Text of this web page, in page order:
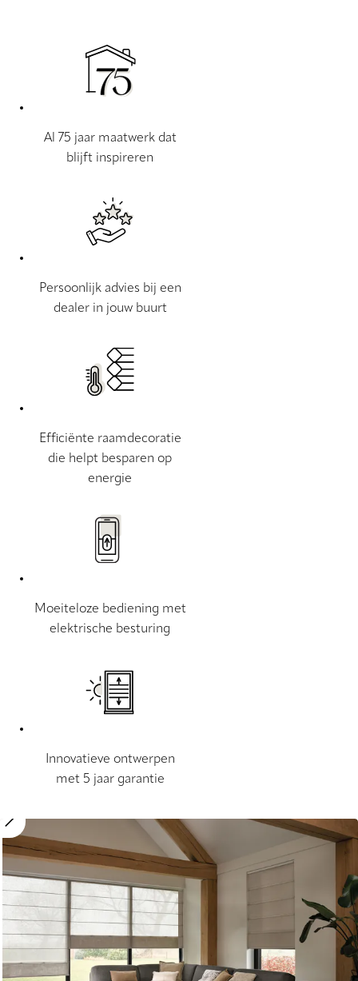
Al 75 jaar maatwerk dat
blijft inspireren
Persoonlijk advies bij een
dealer in jouw buurt
Efficiënte raamdecoratie
die helpt besparen op
energie
Moeiteloze bediening met
elektrische besturing
Innovatieve ontwerpen
met 5 jaar garantie
Move image slider